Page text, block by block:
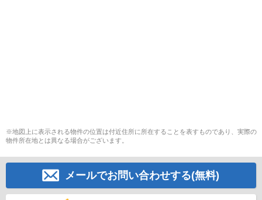
※地図上に表示される物件の位置は付近住所に所在することを表すものであり、実際の
物件所在地とは異なる場合がございます。
メールでお問い合わせする(無料)